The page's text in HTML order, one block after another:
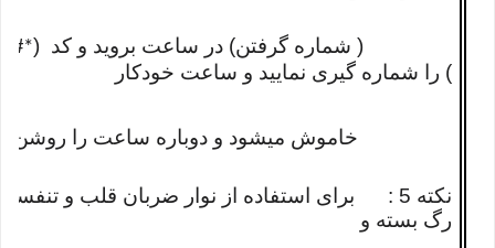
( شماره گرفتن) در ساعت بروید و کد (
) را شماره گیری نمایید و ساعت خودکار
خاموش میشود و دوباره ساعت را روشن
نکته 5 : برای استفاده از نوار ضربان قلب و
رگ بسته و